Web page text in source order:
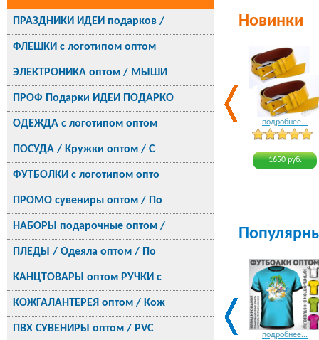
ПРАЗДНИКИ ИДЕИ подарков /
ФЛЕШКИ с логотипом оптом
ЭЛЕКТРОНИКА оптом / МЫШИ
ПРОФ Подарки ИДЕИ ПОДАРКО
ОДЕЖДА с логотипом оптом
ПОСУДА / Кружки оптом / С
ФУТБОЛКИ с логотипом опто
ПРОМО сувениры оптом / По
НАБОРЫ подарочные оптом /
ПЛЕДЫ / Одеяла оптом / По
КАНЦТОВАРЫ оптом РУЧКИ с
КОЖГАЛАНТЕРЕЯ оптом / Кож
ПВХ СУВЕНИРЫ оптом / PVC
Новинки
подробнее...
1650 руб.
подробнее...